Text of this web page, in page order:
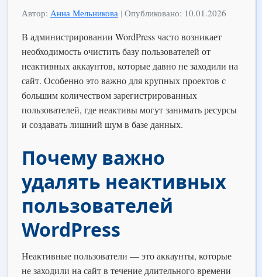
Автор: Анна Мельникова | Опубликовано: 10.01.2026
В администрировании WordPress часто возникает
необходимость очистить базу пользователей от
неактивных аккаунтов, которые давно не заходили на
сайт. Особенно это важно для крупных проектов с
большим количеством зарегистрированных
пользователей, где неактивы могут занимать ресурсы
и создавать лишний шум в базе данных.
Почему важно
удалять неактивных
пользователей
WordPress
Неактивные пользователи — это аккаунты, которые
не заходили на сайт в течение длительного времени